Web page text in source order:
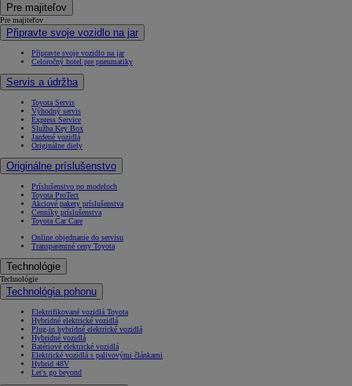
Pre majiteľov
Pre majiteľov
Připravte svoje vozidlo na jar
Připravte svoje vozidlo na jar
Celoročný hotel pre pneumatiky
Servis a údržba
Toyota Servis
Výhodný servis
Express Service
Služba Key Box
Jazdené vozidlá
Originálne diely
Originálne príslušenstvo
Príslušenstvo po modeloch
Toyota ProTect
Akciové pakety príslušenstva
Cenníky príslušenstva
Toyota Car Care
Online objednanie do servisu
Transparentné ceny Toyota
Technológie
Technológie
Technológia pohonu
Elektrifikované vozidlá Toyota
Hybridné elektrické vozidlá
Plug-in hybridné elektrické vozidlá
Hybridné vozidlá
Batériové elektrické vozidlá
Elektrické vozidlá s palivovými článkami
Hybrid 48V
Let's go beyond